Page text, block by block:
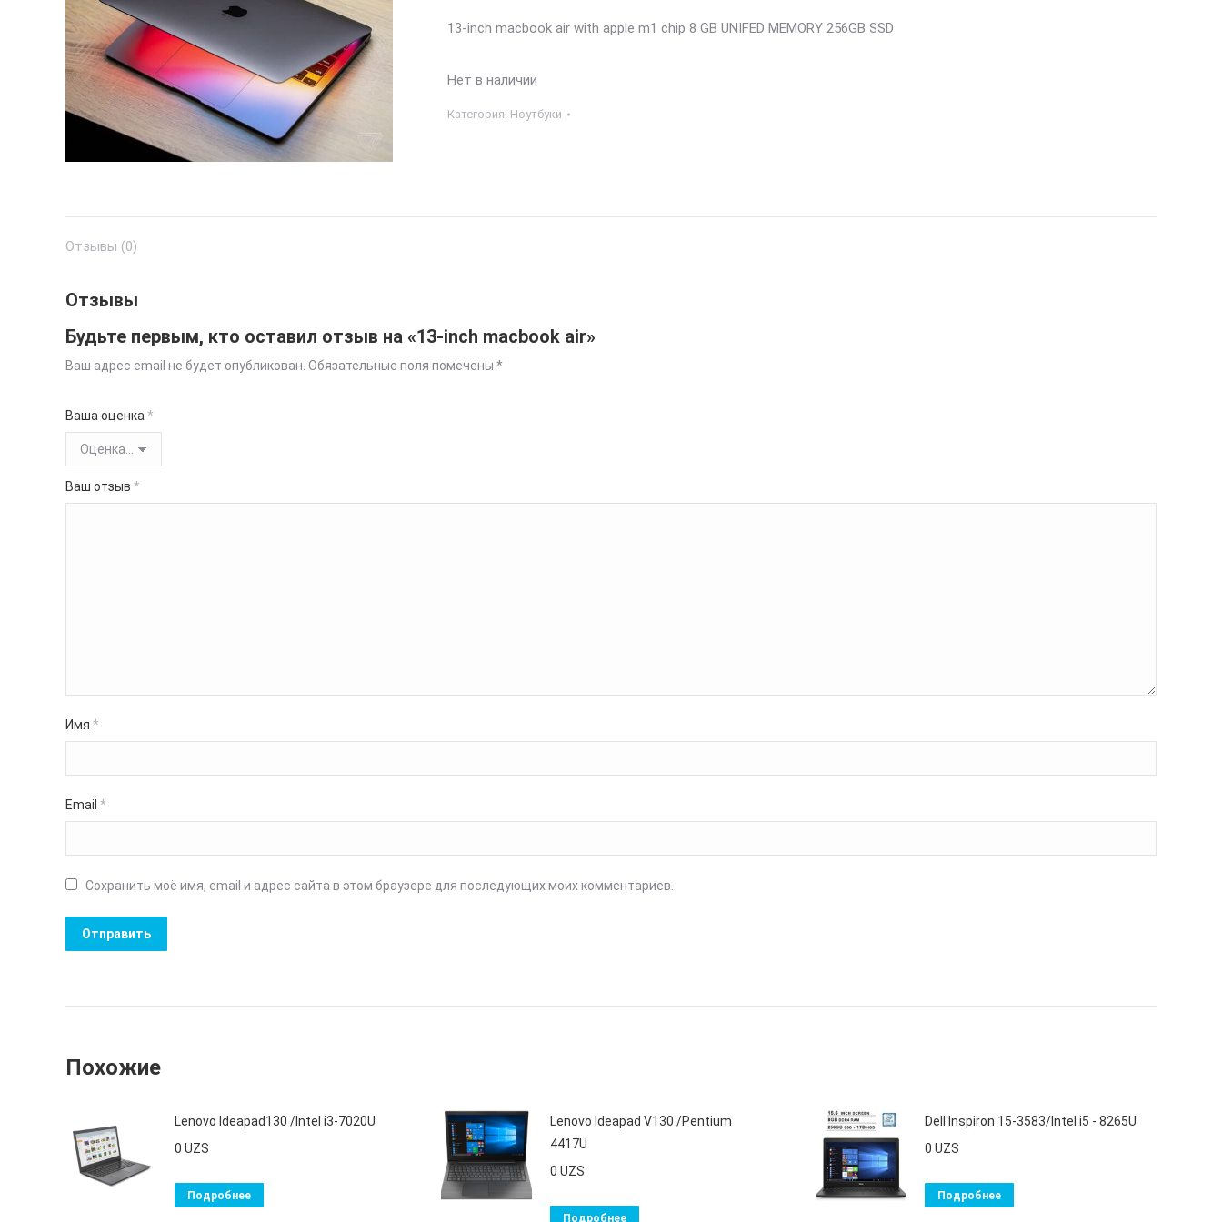
13-inch macbook air with apple m1 chip 8 GB UNIFED MEMORY 256GB SSD
Нет в наличии
Категория: Ноутбуки
Отзывы (0)
Отзывы
Будьте первым, кто оставил отзыв на «13-inch macbook air»
Ваш адрес email не будет опубликован. Обязательные поля помечены *
Ваша оценка *
Ваш отзыв *
Имя *
Email *
Сохранить моё имя, email и адрес сайта в этом браузере для последующих моих комментариев.
Похожие
Lenovo Ideapad130 /Intel i3-7020U
0 UZS
Подробнее
Lenovo Ideapad V130 /Pentium
4417U
0 UZS
Подробнее
Dell Inspiron 15-3583/Intel i5 - 8265U
0 UZS
Подробнее